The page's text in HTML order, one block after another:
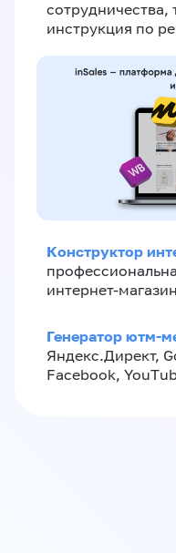
сотрудничества,
инструкция по
Конструктор
интернет-
Генератор ютм-
Яндекс.Директ,
Facebook,